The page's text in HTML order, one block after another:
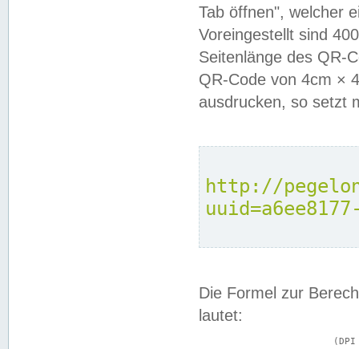
Tab öffnen", welcher
Voreingestellt sind
Seitenlänge des QR-
QR-Code von 4cm ×
ausdrucken, so setzt
http://
Die Formel zur
lautet: